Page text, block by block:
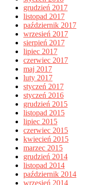
grudzień 2017
listopad 2017
październik 2017
wrzesień 2017
sierpień 2017
lipiec 2017
czerwiec 2017
maj 2017
luty 2017
styczeń 2017
styczeń 2016
grudzień 2015
listopad 2015
lipiec 2015
czerwiec 2015
kwiecień 2015
marzec 2015
grudzień 2014
listopad 2014
październik 2014
wrzesień 2014